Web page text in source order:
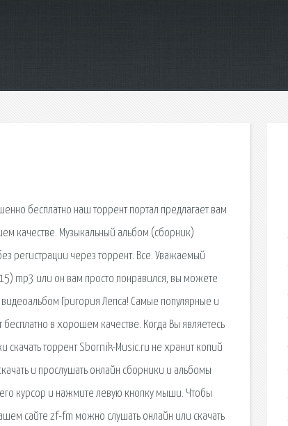
бесплатно наш торрент портал предлагает вам
качестве. Музыкальный альбом (сборник)
регистрации через торрент. Все. Уважаемый
mp3 или он вам просто понравился, вы можете
Григория Лепса! Самые популярные и
в хорошем качестве. Когда Вы являетесь
скачать торрент Sbornik-Music.ru не хранит копий
и прослушать онлайн сборники и альбомы
курсор и нажмите левую кнопку мыши. Чтобы
сайте zf-fm можно слушать онлайн или скачать